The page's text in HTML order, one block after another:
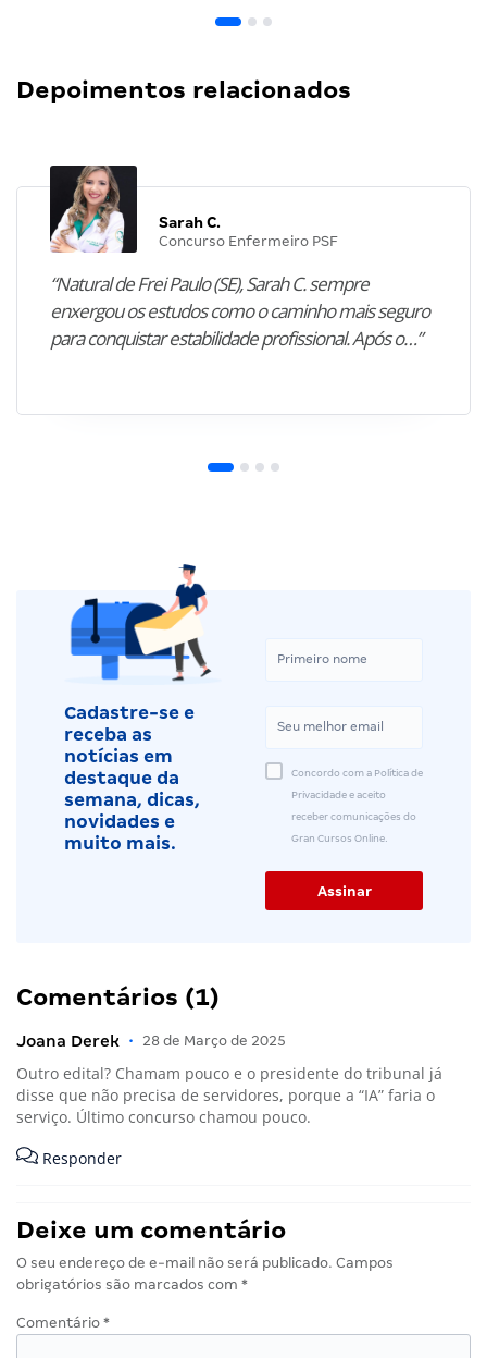
Depoimentos relacionados
Sarah C.
Concurso Enfermeiro PSF
“Natural de Frei Paulo (SE), Sarah C. sempre
enxergou os estudos como o caminho mais seguro
para conquistar estabilidade profissional. Após o…”
Cadastre-se e
receba as
notícias em
destaque da
semana, dicas,
novidades e
muito mais.
Concordo com a Política de
Privacidade e aceito
receber comunicações do
Gran Cursos Online.
Comentários (1)
Joana Derek • 28 de Março de 2025
Outro edital? Chamam pouco e o presidente do tribunal já
disse que não precisa de servidores, porque a “IA” faria o
serviço. Último concurso chamou pouco.
Responder
Deixe um comentário
O seu endereço de e-mail não será publicado. Campos
obrigatórios são marcados com *
Comentário *